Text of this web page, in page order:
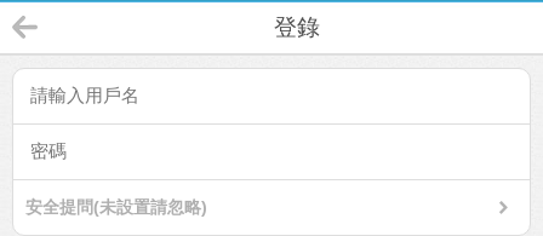
登錄
安全提問(未設置請忽略)